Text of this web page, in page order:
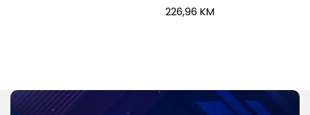
226,96 KM